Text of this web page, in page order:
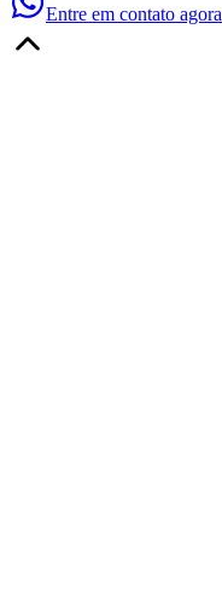
Entre em contato agora